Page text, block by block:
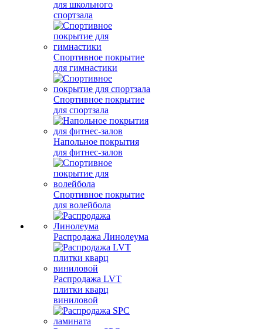
для школьного
спортзала
Спортивное покрытие
для гимнастики
Спортивное покрытие
для спортзала
Напольное покрытия
для фитнес-залов
Спортивное покрытие
для волейбола
Распродажа Линолеума
Распродажа LVT
плитки кварц
виниловой